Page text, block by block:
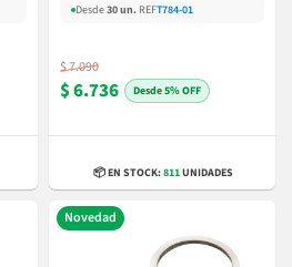
Desde30 un. REFT784-01
$ 7.090
$ 6.736 5% OFF
📦 EN STOCK:811UNIDADES
Novedad